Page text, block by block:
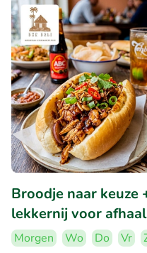
Broodje naar keuze
lekkernij voor
Morgen Wo Do Vr